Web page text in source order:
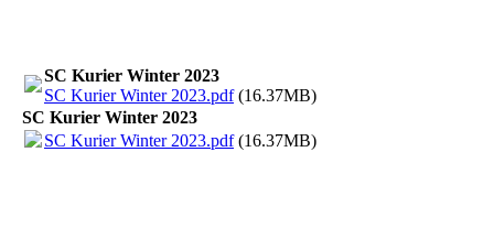
SC Kurier Winter 2023
SC Kurier Winter 2023.pdf(16.37MB)
SC Kurier Winter 2023
SC Kurier Winter 2023.pdf(16.37MB)